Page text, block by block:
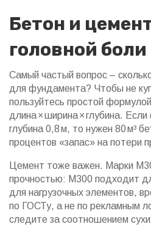
Бетон и
головной боли
Самый частый вопрос –
для фундамента? Чтобы не
пользуйтесь простой
длина × ширина × глубина.
глубина 0,8 м, то нужен 80 м³
процентов «запас» на потери
Цемент тоже важен. Марки
прочностью: М300 подходит
для нагрузочных элементов,
по ГОСТу, а не по рекламным
следите за соотношением